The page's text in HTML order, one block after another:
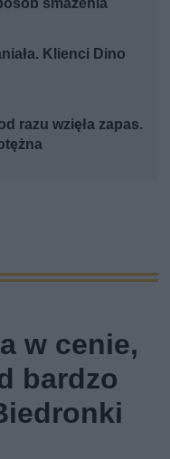
Klienci Dino
razu wzięła zapas.
w cenie,
bardzo